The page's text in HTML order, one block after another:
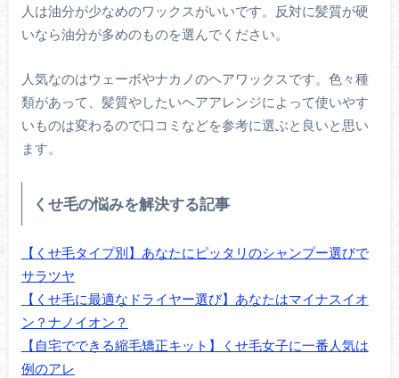
人は油分が少なめのワックスがいいです。反対に髪質が硬
いなら油分が多めのものを選んでください。
人気なのはウェーボやナカノのヘアワックスです。色々種
類があって、髪質やしたいヘアアレンジによって使いやす
いものは変わるので口コミなどを参考に選ぶと良いと思い
ます。
くせ毛の悩みを解決する記事
【くせ毛タイプ別】あなたにピッタリのシャンプー選びで
サラツヤ
【くせ毛に最適なドライヤー選び】あなたはマイナスイオ
ン？ナノイオン？
【自宅でできる縮毛矯正キット】くせ毛女子に一番人気は
例のアレ